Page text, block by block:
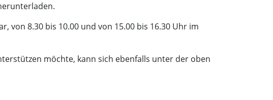
von 8.30 bis 10.00 und von 15.00 bis 16.30 Uhr im
möchte, kann sich ebenfalls unter der oben